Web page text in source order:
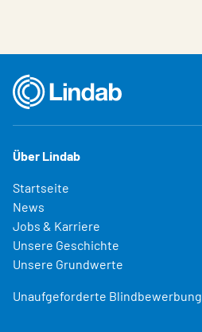
Über Lindab
Startseite
News
Jobs & Karriere
Unsere Geschichte
Unsere Grundwerte
Unaufgeforderte Blindbewerbung